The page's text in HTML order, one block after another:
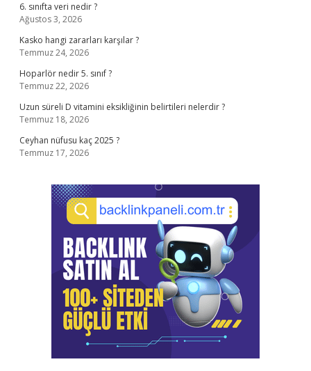
6. sınıfta veri nedir ?
Ağustos 3, 2026
Kasko hangi zararları karşılar ?
Temmuz 24, 2026
Hoparlör nedir 5. sınıf ?
Temmuz 22, 2026
Uzun süreli D vitamini eksikliğinin belirtileri nelerdir ?
Temmuz 18, 2026
Ceyhan nüfusu kaç 2025 ?
Temmuz 17, 2026